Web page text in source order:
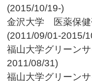
(2015/10/19-)
金沢大学 医薬保
(2011/09/01-2015/
福山大学グリーン
2011/08/31)
福山大学グリーン